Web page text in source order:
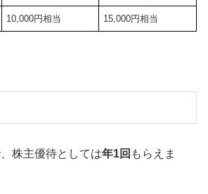
10,000円相当 15,000円相当
株主優待としては年1回 もらえま